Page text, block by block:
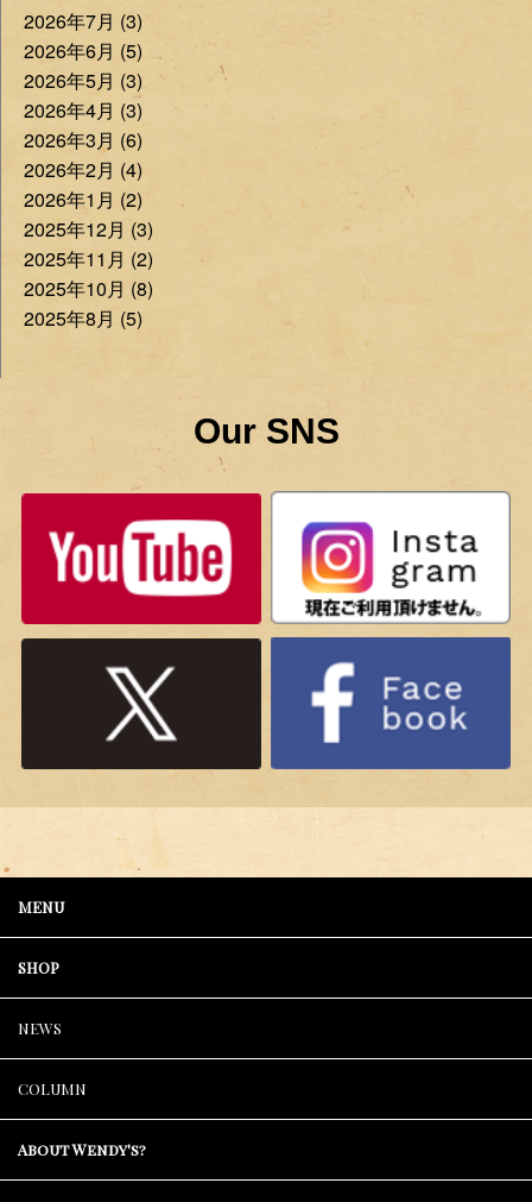
2026年7月 (3)
2026年6月 (5)
2026年5月 (3)
2026年4月 (3)
2026年3月 (6)
2026年2月 (4)
2026年1月 (2)
2025年12月 (3)
2025年11月 (2)
2025年10月 (8)
2025年8月 (5)
Our SNS
MENU
SHOP
NEWS
COLUMN
About Wendy's?